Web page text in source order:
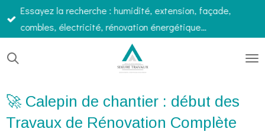
Passer
principal
Essayez la recherche : humidité, extension, façade,
combles, électricité, rénovation énergétique…
🚀 Calepin de chantier : début des
Travaux de Rénovation Complète